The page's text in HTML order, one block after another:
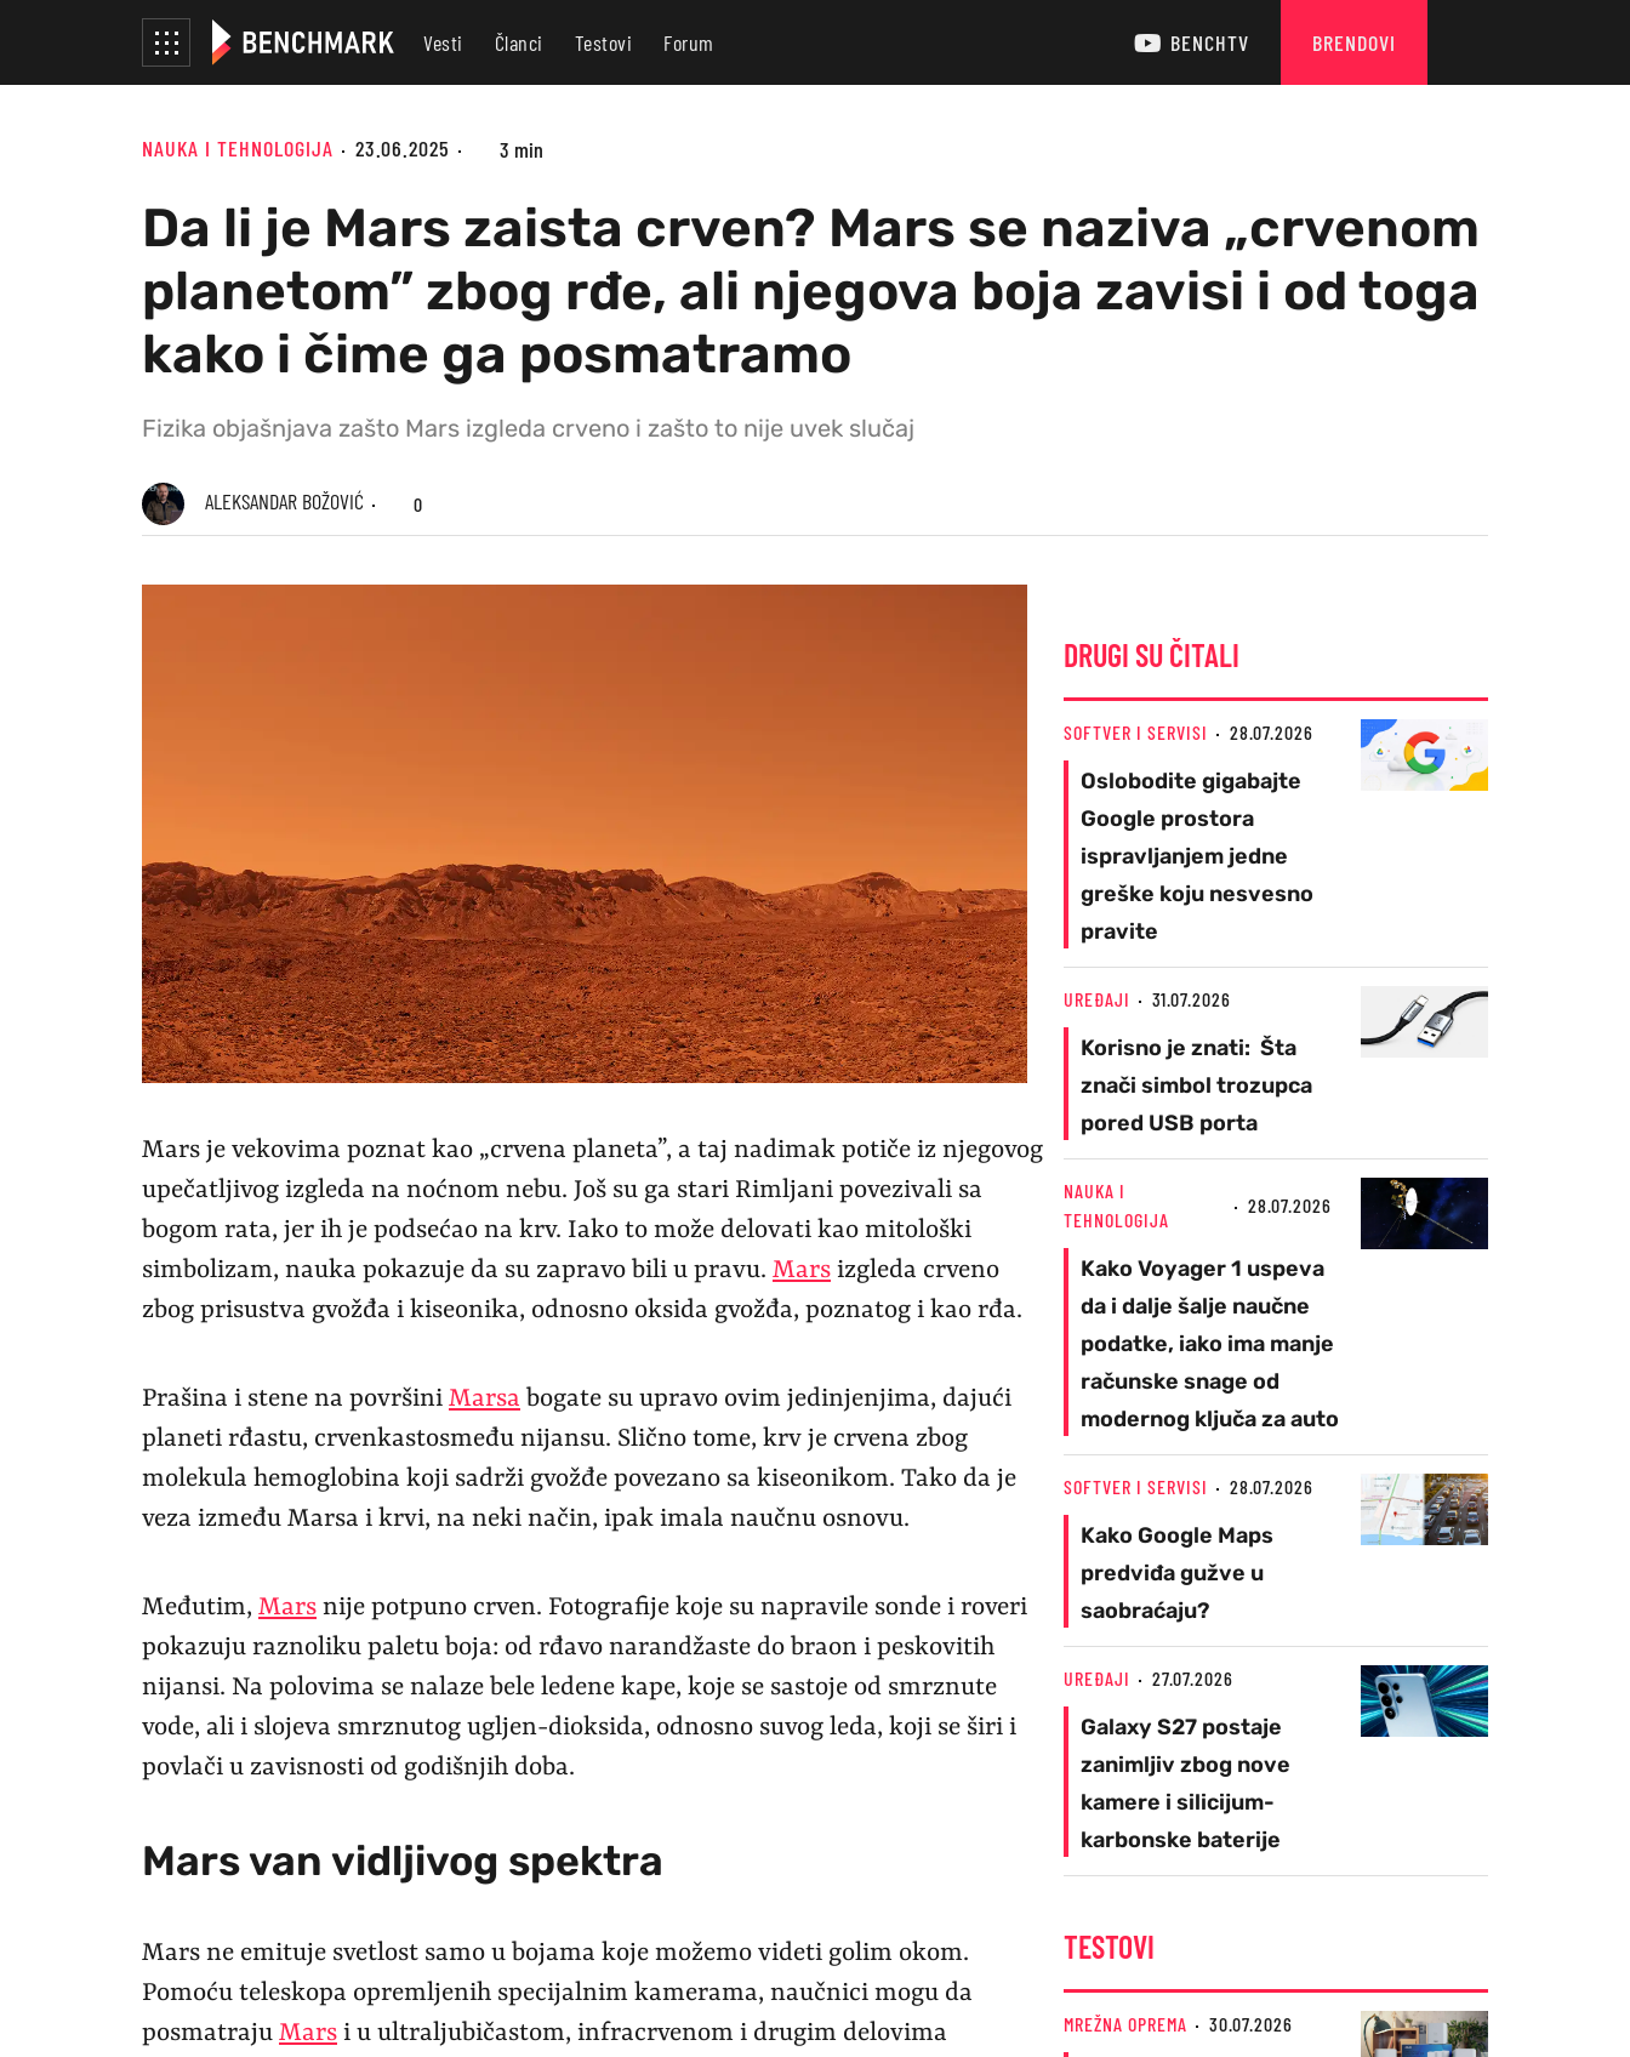
Vesti Članci Testovi Forum BENCHTV BRENDOVI
NAUKA I TEHNOLOGIJA 23.06.2025 3 min
Da li je Mars zaista crven? Mars se naziva „crvenom
planetom” zbog rđe, ali njegova boja zavisi i od toga
kako i čime ga posmatramo
Fizika objašnjava zašto Mars izgleda crveno i zašto to nije uvek slučaj
ALEKSANDAR BOŽOVIĆ 0
Mars je vekovima poznat kao „crvena planeta”, a taj nadimak potiče iz njegovog
upečatljivog izgleda na noćnom nebu. Još su ga stari Rimljani povezivali sa
bogom rata, jer ih je podsećao na krv. Iako to može delovati kao mitološki
simbolizam, nauka pokazuje da su zapravo bili u pravu. Mars izgleda crveno
zbog prisustva gvožđa i kiseonika, odnosno oksida gvožđa, poznatog i kao rđa.
Prašina i stene na površini Marsa bogate su upravo ovim jedinjenjima, dajući
planeti rđastu, crvenkastosmeđu nijansu. Slično tome, krv je crvena zbog
molekula hemoglobina koji sadrži gvožđe povezano sa kiseonikom. Tako da je
veza između Marsa i krvi, na neki način, ipak imala naučnu osnovu.
Međutim, Mars nije potpuno crven. Fotografije koje su napravile sonde i roveri
pokazuju raznoliku paletu boja: od rđavo narandžaste do braon i peskovitih
nijansi. Na polovima se nalaze bele ledene kape, koje se sastoje od smrznute
vode, ali i slojeva smrznutog ugljen-dioksida, odnosno suvog leda, koji se širi i
povlači u zavisnosti od godišnjih doba.
Mars van vidljivog spektra
Mars ne emituje svetlost samo u bojama koje možemo videti golim okom.
Pomoću teleskopa opremljenih specijalnim kamerama, naučnici mogu da
posmatraju Mars i u ultraljubičastom, infracrvenom i drugim delovima
DRUGI SU ČITALI
SOFTVER I SERVISI 28.07.2026
Oslobodite gigabajte
Google prostora
ispravljanjem jedne
greške koju nesvesno
pravite
UREĐAJI 31.07.2026
Korisno je znati: Šta
znači simbol trozupca
pored USB porta
NAUKA I
TEHNOLOGIJA
28.07.2026
Kako Voyager 1 uspeva
da i dalje šalje naučne
podatke, iako ima manje
računske snage od
modernog ključa za auto
SOFTVER I SERVISI 28.07.2026
Kako Google Maps
predviđa gužve u
saobraćaju?
UREĐAJI 27.07.2026
Galaxy S27 postaje
zanimljiv zbog nove
kamere i silicijum-
karbonske baterije
TESTOVI
MREŽNA OPREMA 30.07.2026